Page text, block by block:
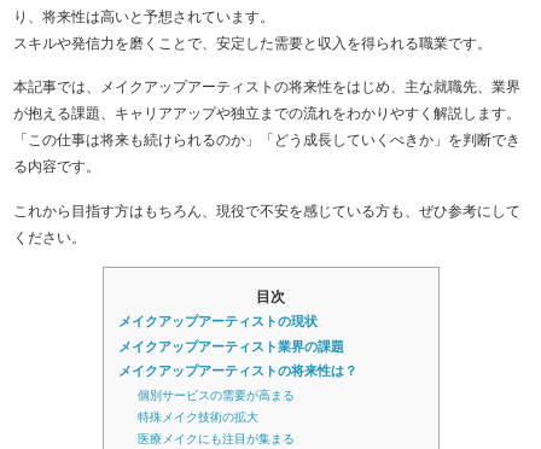
り、将来性は高いと予想されています。
スキルや発信力を磨くことで、安定した需要と収入を得られる職業です。
本記事では、メイクアップアーティストの将来性をはじめ、主な就職先、業界
が抱える課題、キャリアアップや独立までの流れをわかりやすく解説します。
「この仕事は将来も続けられるのか」「どう成長していくべきか」を判断でき
る内容です。
これから目指す方はもちろん、現役で不安を感じている方も、ぜひ参考にして
ください。
目次
メイクアップアーティストの現状
メイクアップアーティスト業界の課題
メイクアップアーティストの将来性は？
個別サービスの需要が高まる
特殊メイク技術の拡大
医療メイクにも注目が集まる